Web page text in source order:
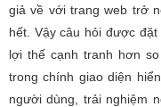
giả về với trang web trở
hết. Vậy câu hỏi được
lợi thế cạnh tranh hơn
trong chính giao diện
người dùng, trải nghiệm